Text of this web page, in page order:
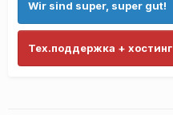
Wir sind super, super gut!
Тех.поддержка + хостинг